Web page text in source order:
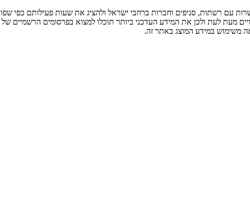
עם רשתות, סניפים וחברות ברחבי ישראל ולהציג את שעות פעילותם כפי
מעת לעת ולכן את המידע העדכני ביותר תוכלו למצוא בפרסומים הרשמיים
משימוש במידע המוצג באתר זה.